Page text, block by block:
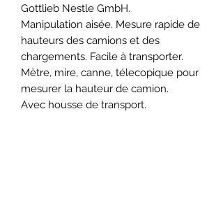
Gottlieb Nestle GmbH.
Manipulation aisée. Mesure rapide de
hauteurs des camions et des
chargements. Facile à transporter.
Mètre, mire, canne, télecopique pour
mesurer la hauteur de camion.
Avec housse de transport.